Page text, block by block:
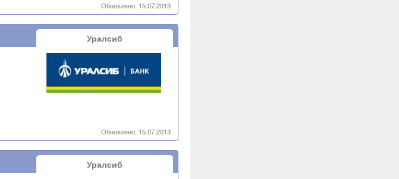
Обновлено: 15.07.2013
Уралсиб
Обновлено: 15.07.2013
Уралсиб